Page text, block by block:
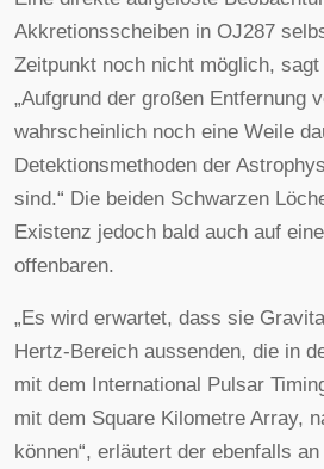
Akkretionsscheiben in OJ287
Zeitpunkt noch nicht möglich,
„Aufgrund der großen Entfernung
wahrscheinlich noch eine Weile
Detektionsmethoden der
sind.“ Die beiden Schwarzen
Existenz jedoch bald auch auf
offenbaren.
„Es wird erwartet, dass sie
Hertz-Bereich aussenden, die in
mit dem International Pulsar
mit dem Square Kilometre Array,
können“, erläutert der ebenfalls